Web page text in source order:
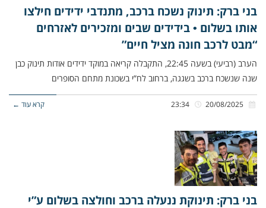
בני ברק: תינוק נשכח ברכב, מתנדבי ידידים חילצו
אותו בשלום • בידידים שבים ומזכירים לאזרחים
“מבט לרכב חונה מציל חיים”
הערב (רביעי) בשעה 22:45, התקבלה קריאה במוקד ידידים אודות תינוק כבן
שנה שנשכח ברכב בשגגה, ברחוב לח”י בשכונת מתחם הסופרים
קרא עוד ←
בני ברק: תינוקת ננעלה ברכב וחולצה בשלום ע”י